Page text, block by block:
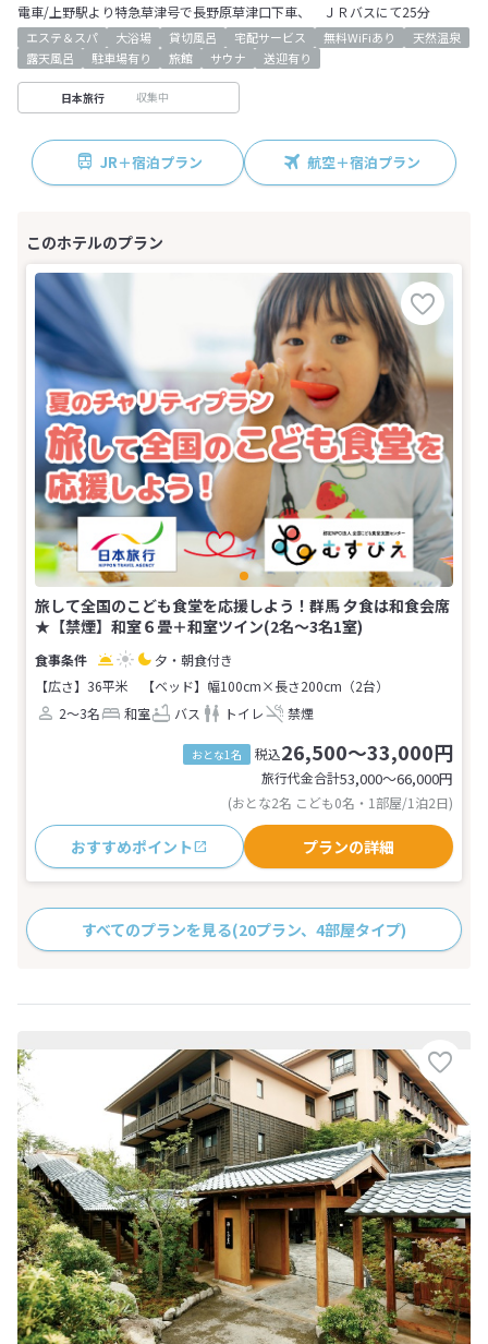
電車/上野駅より特急草津号で長野原草津口下車、 ＪＲバスにて25分
エステ＆スパ 大浴場 貸切風呂 宅配サービス 無料WiFiあり
天然温泉
露天風呂
駐車場有り 旅館 サウナ 送迎有り
日本旅行 収集中
JR＋宿泊プラン 航空＋宿泊プラン
旅して全国のこども食堂を応援しよう！群馬 夕食は和食会席
★【禁煙】和室６畳＋和室ツイン(2名～3名1室)
夕・朝食付き
【広さ】36平米
【ベッド】幅100cm×長さ200cm（2台）
2～3名
和室 バス トイレ 禁煙
おとな1名 税込26,500～33,000円
旅行代金合計53,000〜66,000円
(おとな2名 こども0名・1部屋/1泊2日)
おすすめポイント プランの詳細
すべてのプランを見る(20プラン、4部屋タイプ)